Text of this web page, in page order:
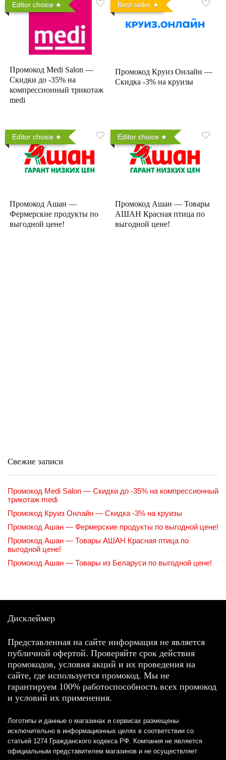
Editor choice
Промокод Medi Salon —
Скидки до -35% на
компрессионный трикотаж
medi
Best seller
Промокод Круиз Онлайн —
Скидка -3% на круизы
Editor choice
Промокод Ашан —
Фермерские продукты по
выгодной цене!
Editor choice
Промокод Ашан — Товары
АШАН Красная птица по
выгодной цене!
Свежие записи
Промокод Medi Salon — Скидки до -35% на компрессионный
трикотаж medi
Промокод Круиз Онлайн — Скидка -3% на круизы
Промокод Ашан — Фермерские продукты по выгодной цене!
Промокод Ашан — Товары АШАН Красная птица по
выгодной цене!
Промокод Ашан — Товары из Беларуси по выгодной цене!
Дисклеймер
Представленная на сайте информация не является
публичной офертой. Проверяйте срок действия
промокодов, условия акций и их проведения на
сайте, где используется промокод. Мы не
гарантируем 100% работоспособность всех промокод
и условий их применения.
Логотипы и данные о магазинах и сервисах размещены
исключительно в информационных целях в соответствии со
статьей 1274 Гражданского кодекса РФ. Компания не является
официальным представителем магазинов и не осуществляет